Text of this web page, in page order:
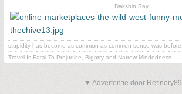
Dakshin Ray
stupidity has become as common as common sense was before
~ ~ ~ ~ ~ ~ ~ ~ ~ ~ ~ ~ ~ ~ ~ ~ ~ ~ ~ ~ ~ ~ ~ ~ ~ ~ ~ ~ ~ ~ ~ ~ ~
Travel Is Fatal To Prejudice, Bigotry and Narrow-Mindedness
▼ Advertentie door Refinery89